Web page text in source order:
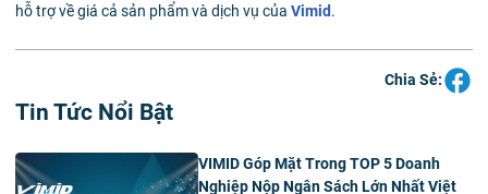
hỗ trợ về giá cả sản phẩm và dịch vụ của Vimid.
Chia Sẻ:
Tin Tức Nổi Bật
VIMID Góp Mặt Trong TOP 5 Doanh
Nghiệp Nộp Ngân Sách Lớn Nhất Việt